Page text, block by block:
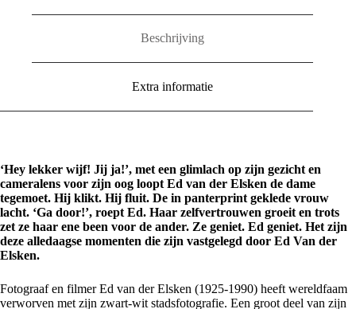
Beschrijving
Extra informatie
‘Hey lekker wijf! Jij ja!’, met een glimlach op zijn gezicht en
cameralens voor zijn oog loopt Ed van der Elsken de dame
tegemoet. Hij klikt. Hij fluit. De in panterprint geklede vrouw
lacht. ‘Ga door!’, roept Ed. Haar zelfvertrouwen groeit en trots
zet ze haar ene been voor de ander. Ze geniet. Ed geniet. Het zijn
deze alledaagse momenten die zijn vastgelegd door Ed Van der
Elsken.
Fotograaf en filmer Ed van der Elsken (1925-1990) heeft wereldfaam
verworven met zijn zwart-wit stadsfotografie. Een groot deel van zijn